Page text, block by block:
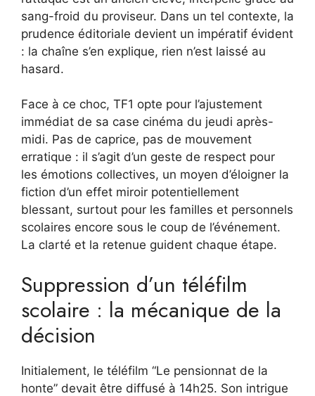
sang-froid du proviseur. Dans un tel contexte, la
prudence éditoriale devient un impératif évident
: la chaîne s’en explique, rien n’est laissé au
hasard.
Face à ce choc, TF1 opte pour l’ajustement
immédiat de sa case cinéma du jeudi après-
midi. Pas de caprice, pas de mouvement
erratique : il s’agit d’un geste de respect pour
les émotions collectives, un moyen d’éloigner la
fiction d’un effet miroir potentiellement
blessant, surtout pour les familles et personnels
scolaires encore sous le coup de l’événement.
La clarté et la retenue guident chaque étape.
Suppression d’un téléfilm
scolaire : la mécanique de la
décision
Initialement, le téléfilm “Le pensionnat de la
honte” devait être diffusé à 14h25. Son intrigue